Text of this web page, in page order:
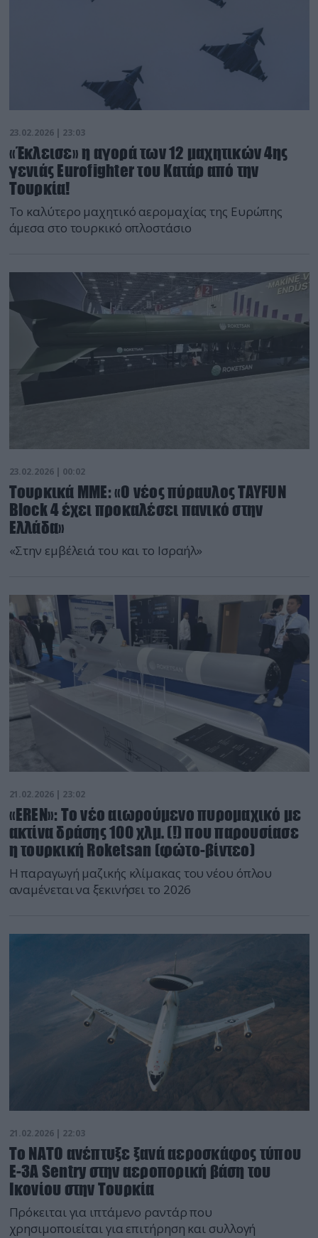
23.02.2026 | 23:03
«Έκλεισε» η αγορά των 12 μαχητικών 4ης
γενιάς Eurofighter του Κατάρ από την
Τουρκία!
Το καλύτερο μαχητικό αερομαχίας της Ευρώπης
άμεσα στο τουρκικό οπλοστάσιο
23.02.2026 | 00:02
Τουρκικά ΜΜΕ: «Ο νέος πύραυλος TAYFUN
Block 4 έχει προκαλέσει πανικό στην
Ελλάδα»
«Στην εμβέλειά του και το Ισραήλ»
21.02.2026 | 23:02
«EREN»: Το νέο αιωρούμενο πυρομαχικό με
ακτίνα δράσης 100 χλμ. (!) που παρουσίασε
η τουρκική Roketsan (φώτο-βίντεο)
Η παραγωγή μαζικής κλίμακας του νέου όπλου
αναμένεται να ξεκινήσει το 2026
21.02.2026 | 22:03
Το ΝΑΤΟ ανέπτυξε ξανά αεροσκάφος τύπου
E-3A Sentry στην αεροπορική βάση του
Ικονίου στην Τουρκία
Πρόκειται για ιπτάμενο ραντάρ που
χρησιμοποιείται για επιτήρηση και συλλογή